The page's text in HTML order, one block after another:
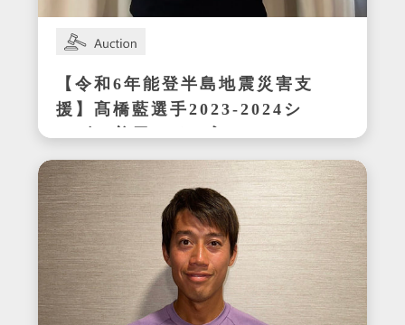
【令和6年能登半島地震災害支
援】髙橋藍選手2023-2024シ
ーズン着用サイン入りシュー
ズ